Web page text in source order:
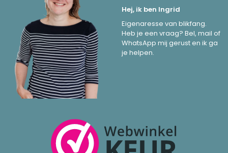
Hej, ik ben Ingrid
Eigenaresse van blikfang.
Heb je een vraag? Bel, mail of
WhatsApp mij gerust en ik ga
je helpen.